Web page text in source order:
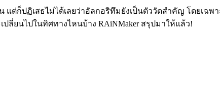
ต่ก็ปฏิเสธไม่ได้เลยว่าอัลกอริทึมยังเป็นตัววัดสำคัญ โดยเฉ
ปลี่ยนไปในทิศทางไหนบ้าง RAiNMaker สรุปมาให้แล้ว!